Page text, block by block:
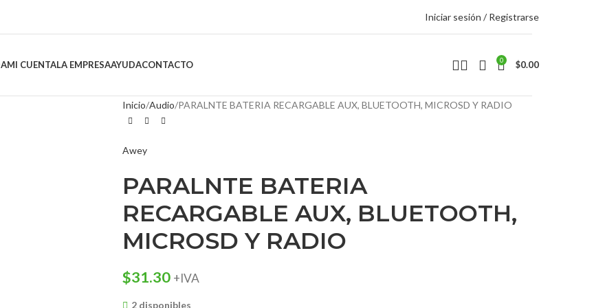
Iniciar sesión / Registrarse
MI CUENTALA EMPRESAAYUDACONTACTO 0 $0.00
Inicio Audio PARALNTE BATERIA RECARGABLE AUX, BLUETOOTH, MICROSD Y RADIO
Awey
PARALNTE BATERIA
RECARGABLE AUX, BLUETOOTH,
MICROSD Y RADIO
$31.30 +IVA
2 disponibles